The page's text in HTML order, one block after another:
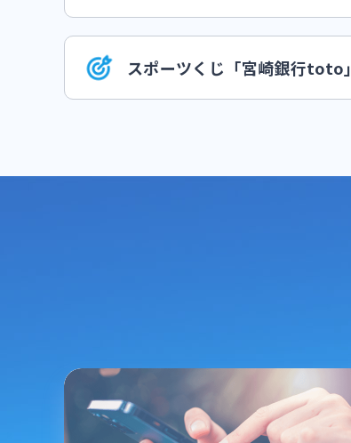
スポーツくじ「宮崎銀行toto」